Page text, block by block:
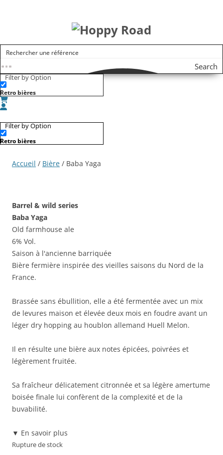
Search
Filter by Option
Retro bières
Filter by Option
Retro bières
Accueil / Bière / Baba Yaga
Barrel & wild series
Baba Yaga
Old farmhouse ale
6% Vol.
Saison à l'ancienne barriquée
Bière fermière inspirée des vieilles saisons du Nord de la
France.
Brassée sans ébullition, elle a été fermentée avec un mix
de levures maison et élevée deux mois en foudre avant un
léger dry hopping au houblon allemand Huell Melon.
Il en résulte une bière aux notes épicées, poivrées et
légèrement fruitée.
Sa fraîcheur délicatement citronnée et sa légère amertume
boisée finale lui confèrent de la complexité et de la
buvabilité.
▼ En savoir plus
Rupture de stock